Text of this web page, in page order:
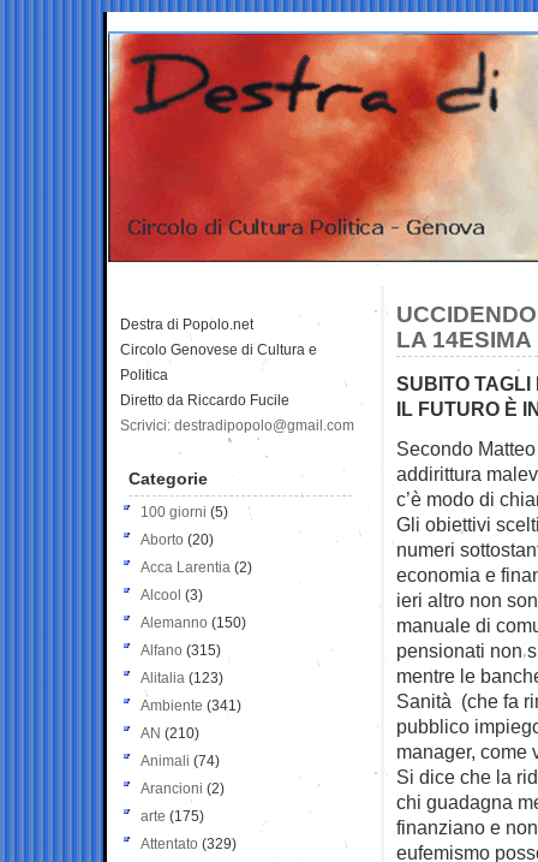
LA 14ESIMA
SUBITO
IL FUTURO È
Secondo
addirittura
c’è modo di
Gli obiettivi
numeri
economia e
ieri altro non
manuale di
pensionati non
mentre le
Sanità (che fa
pubblico
manager, come
Si dice che la
chi guadagna
finanziano e
eufemismo
Destra di Popolo.net
Circolo Genovese di Cultura e
Politica
Diretto da Riccardo Fucile
Scrivici: destradipopolo@gmail.com
Categorie
100 giorni (5)
Aborto (20)
Acca Larentia (2)
Alcool (3)
Alemanno (150)
Alfano (315)
Alitalia (123)
Ambiente (341)
AN (210)
Animali (74)
Arancioni (2)
arte (175)
Attentato (329)